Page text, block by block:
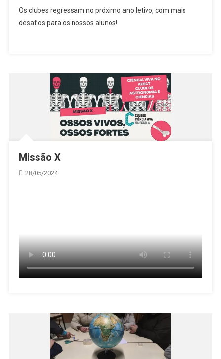
Os clubes regressam no próximo ano letivo, com mais
desafios para os nossos alunos!
Missão X
28/05/2024